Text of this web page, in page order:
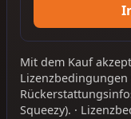
Mit dem Kauf
Lizenzbedingungen
Squeezy). ·